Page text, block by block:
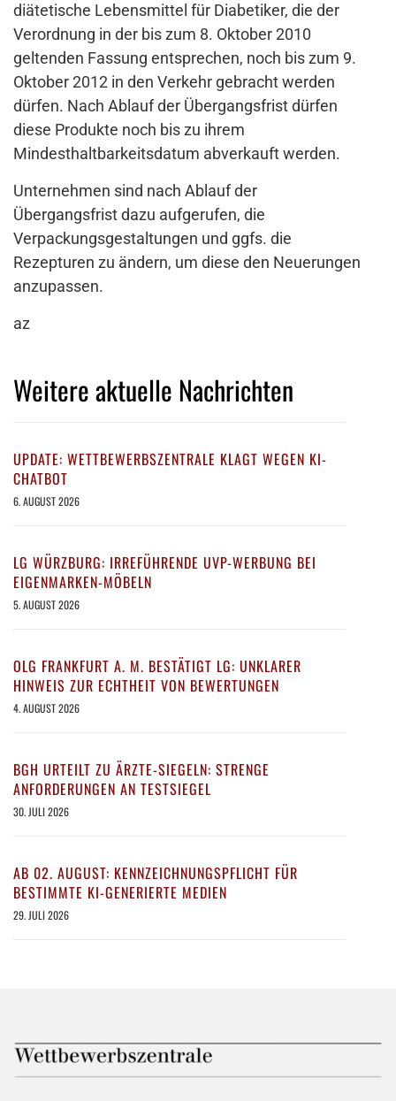
diätetische Lebensmittel für Diabetiker, die der
Verordnung in der bis zum 8. Oktober 2010
geltenden Fassung entsprechen, noch bis zum 9.
Oktober 2012 in den Verkehr gebracht werden
dürfen. Nach Ablauf der Übergangsfrist dürfen
diese Produkte noch bis zu ihrem
Mindesthaltbarkeitsdatum abverkauft werden.
Unternehmen sind nach Ablauf der
Übergangsfrist dazu aufgerufen, die
Verpackungsgestaltungen und ggfs. die
Rezepturen zu ändern, um diese den Neuerungen
anzupassen.
az
Weitere aktuelle Nachrichten
UPDATE: WETTBEWERBSZENTRALE KLAGT WEGEN KI-
CHATBOT
6. AUGUST 2026
LG WÜRZBURG: IRREFÜHRENDE UVP-WERBUNG BEI
EIGENMARKEN-MÖBELN
5. AUGUST 2026
OLG FRANKFURT A. M. BESTÄTIGT LG: UNKLARER
HINWEIS ZUR ECHTHEIT VON BEWERTUNGEN
4. AUGUST 2026
BGH URTEILT ZU ÄRZTE-SIEGELN: STRENGE
ANFORDERUNGEN AN TESTSIEGEL
30. JULI 2026
AB 02. AUGUST: KENNZEICHNUNGSPFLICHT FÜR
BESTIMMTE KI-GENERIERTE MEDIEN
29. JULI 2026